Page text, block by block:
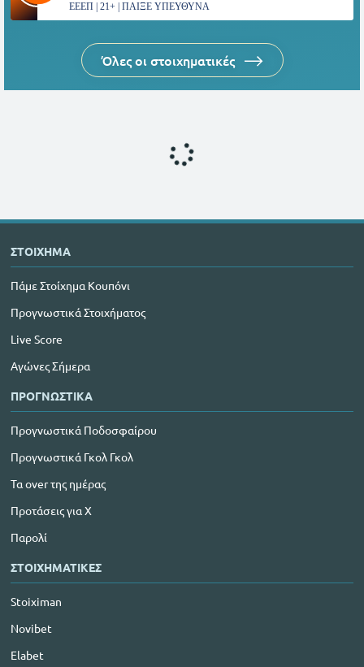
ΕΕΕΠ | 21+ | ΠΑΙΞΕ ΥΠΕΥΘΥΝΑ
Όλες οι στοιχηματικές
ΣΤΟΙΧΗΜΑ
Πάμε Στοίχημα Κουπόνι
Προγνωστικά Στοιχήματος
Live Score
Αγώνες Σήμερα
ΠΡΟΓΝΩΣΤΙΚΑ
Προγνωστικά Ποδοσφαίρου
Προγνωστικά Γκολ Γκολ
Τα over της ημέρας
Προτάσεις για Χ
Παρολί
ΣΤΟΙΧΗΜΑΤΙΚΕΣ
Stoiximan
Novibet
Elabet